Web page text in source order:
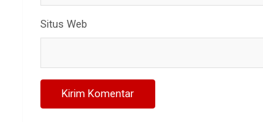
Situs Web